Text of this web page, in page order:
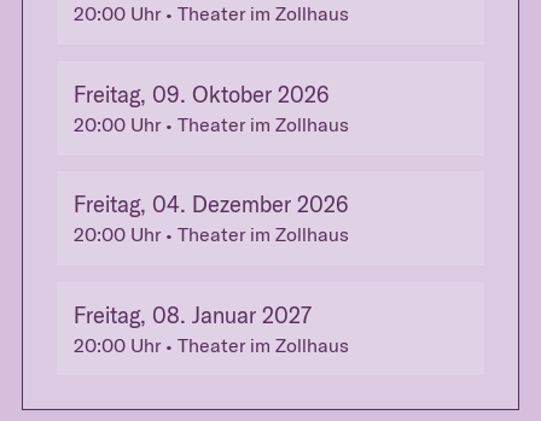
20:00Uhr• Theater im Zollhaus
Freitag, 09. Oktober 2026
20:00Uhr• Theater im Zollhaus
Freitag, 04. Dezember 2026
20:00Uhr• Theater im Zollhaus
Freitag, 08. Januar 2027
20:00Uhr• Theater im Zollhaus